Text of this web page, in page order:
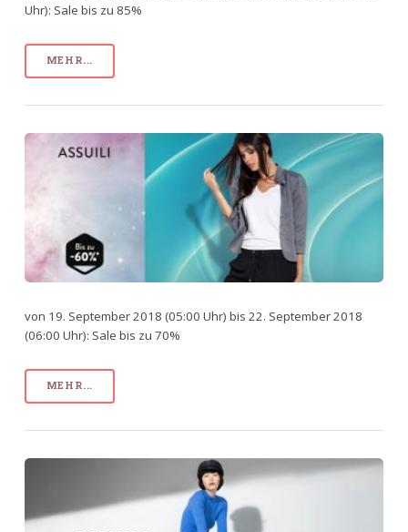
Uhr): Sale bis zu 85%
MEHR...
von 19. September 2018 (05:00 Uhr) bis 22. September 2018
(06:00 Uhr): Sale bis zu 70%
MEHR...